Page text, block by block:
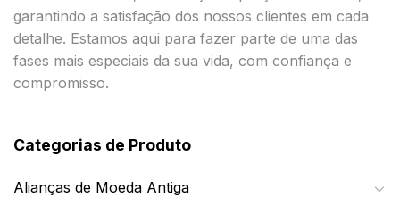
garantindo a satisfação dos nossos clientes em cada
detalhe. Estamos aqui para fazer parte de uma das
fases mais especiais da sua vida, com confiança e
compromisso.
Categorias de Produto
Alianças de Moeda Antiga